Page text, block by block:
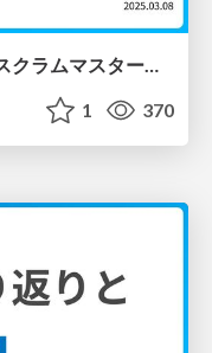
俯瞰と個別の⼆つの視点で紡ぐ スクラムマスターの成⻑と協働 / Dual Views Weaving Scrum Master Growth
1 370